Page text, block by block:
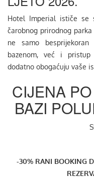
Hotel Imperial ističe se
čarobnog prirodnog
ne samo
bazenom, već i pristup
dodatno obogaćuju vaše
CIJENA
BAZI
-30% RANI BOOKING